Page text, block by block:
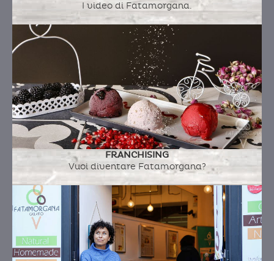
I video di Fatamorgana.
FRANCHISING
Vuoi diventare Fatamorgana?